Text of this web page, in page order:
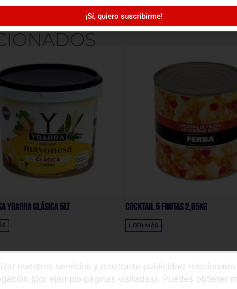
Ybarra Clásica 5Lt Cocktail 5 Frutas 2,65Kg
LEER MÁS
nuestros servicios y mostrarte publicidad
(por ejemplo páginas visitadas). Puedes obtener
¡Sí, quiero suscribirme!